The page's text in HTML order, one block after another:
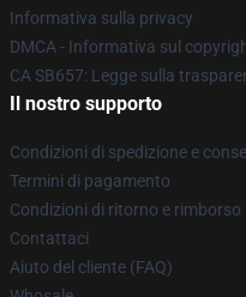
Informativa sulla privacy
DMCA - Informativa sul
CA SB657: Legge sulla
Il nostro supporto
Condizioni di spedizione e
Termini di pagamento
Condizioni di ritorno e rimborso
Contattaci
Aiuto del cliente (FAQ)